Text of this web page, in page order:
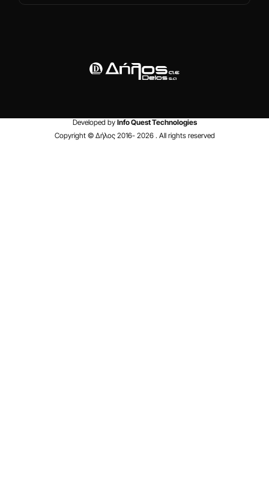
Developed by Info Quest Technologies
Copyright © Δήλος 2016- 2026. All rights reserved